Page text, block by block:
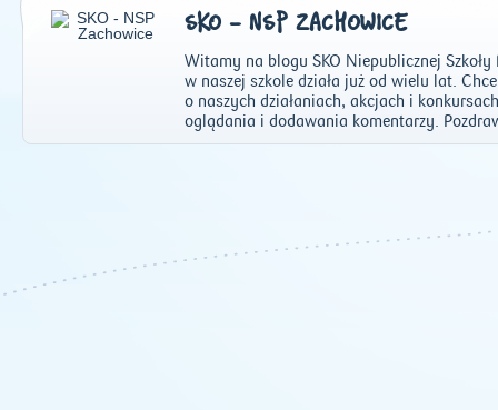
SKO - NSP ZACHOWICE
Witamy na blogu SKO Niepublicznej
w naszej szkole działa już od wielu lat.
o naszych działaniach, akcjach i
oglądania i dodawania komentarzy.
2011| 2012|